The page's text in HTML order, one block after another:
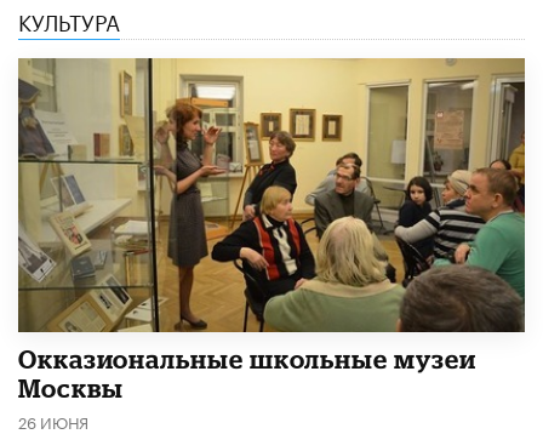
КУЛЬТУРА
​Окказиональные школьные музеи
Москвы
26 ИЮНЯ